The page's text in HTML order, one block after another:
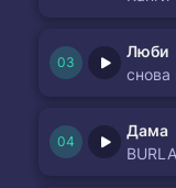
Люби
снова
Дама
BURLA